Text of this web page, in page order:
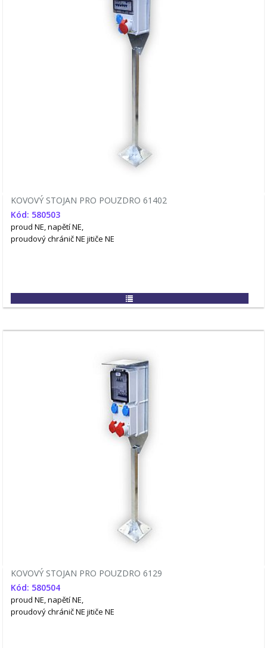
KOVOVÝ STOJAN PRO POUZDRO 61402
Kód: 580503
proud NE, napětí NE,
proudový chránič NE jitiče NE
KOVOVÝ STOJAN PRO POUZDRO 6129
Kód: 580504
proud NE, napětí NE,
proudový chránič NE jitiče NE